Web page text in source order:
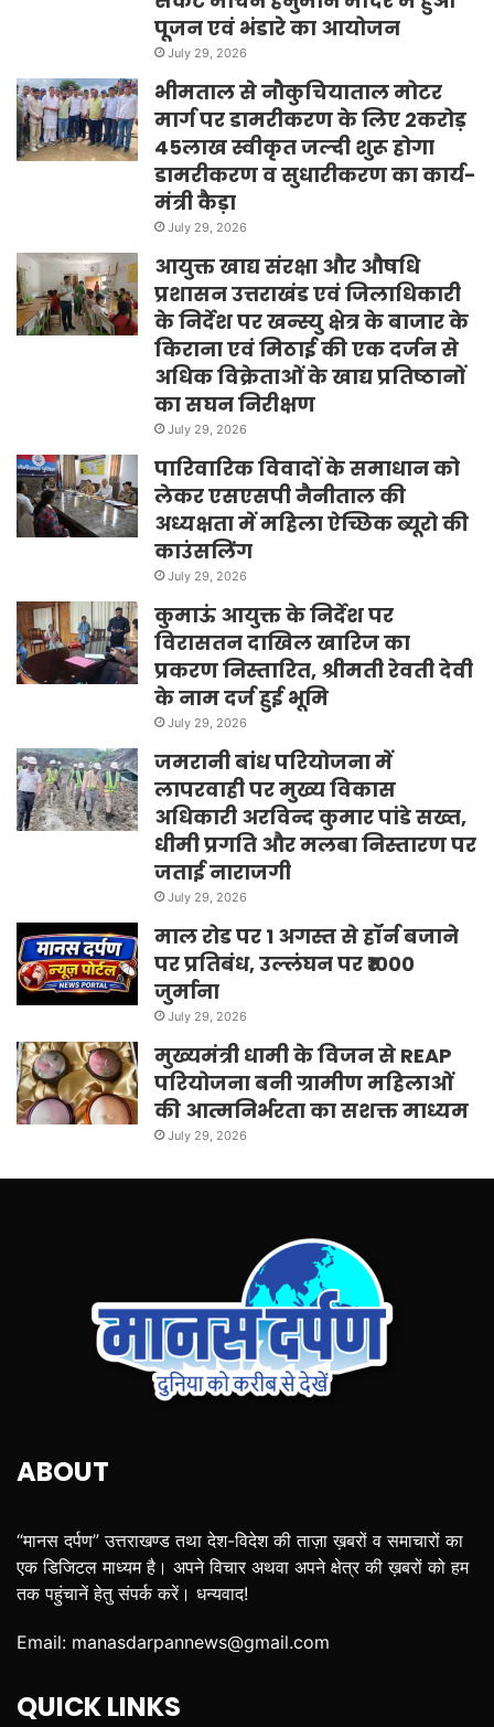
पूजन एवं भंडारे का आयोजन
July 29, 2026
भीमताल से नौकुचियाताल मोटर
मार्ग पर डामरीकरण के लिए 2करोड़
45लाख स्वीकृत जल्दी शुरू होगा
डामरीकरण व सुधारीकरण का कार्य-
मंत्री कैड़ा
July 29, 2026
आयुक्त खाद्य संरक्षा और औषधि
प्रशासन उत्तराखंड एवं जिलाधिकारी
के निर्देश पर खन्स्यु क्षेत्र के बाजार के
किराना एवं मिठाई की एक दर्जन से
अधिक विक्रेताओं के खाद्य प्रतिष्ठानों
का सघन निरीक्षण
July 29, 2026
पारिवारिक विवादों के समाधान को
लेकर एसएसपी नैनीताल की
अध्यक्षता में महिला ऐच्छिक ब्यूरो की
काउंसलिंग
July 29, 2026
कुमाऊं आयुक्त के निर्देश पर
विरासतन दाखिल खारिज का
प्रकरण निस्तारित, श्रीमती रेवती देवी
के नाम दर्ज हुई भूमि
July 29, 2026
जमरानी बांध परियोजना में
लापरवाही पर मुख्य विकास
अधिकारी अरविन्द कुमार पांडे सख्त,
धीमी प्रगति और मलबा निस्तारण पर
जताई नाराजगी
July 29, 2026
माल रोड पर 1 अगस्त से हॉर्न बजाने
पर प्रतिबंध, उल्लंघन पर ₹1000
जुर्माना
July 29, 2026
मुख्यमंत्री धामी के विजन से REAP
परियोजना बनी ग्रामीण महिलाओं
की आत्मनिर्भरता का सशक्त माध्यम
July 29, 2026
ABOUT
“मानस दर्पण” उत्तराखण्ड तथा देश-विदेश की ताज़ा ख़बरों व समाचारों का
एक डिजिटल माध्यम है। अपने विचार अथवा अपने क्षेत्र की ख़बरों को हम
तक पहुंचानें हेतु संपर्क करें। धन्यवाद!
Email: manasdarpannews@gmail.com
QUICK LINKS